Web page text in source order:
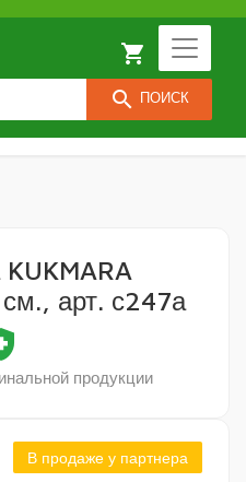
search ПОИСК
local_grocery_store
В продаже у партнера
арт. с247а
продукции